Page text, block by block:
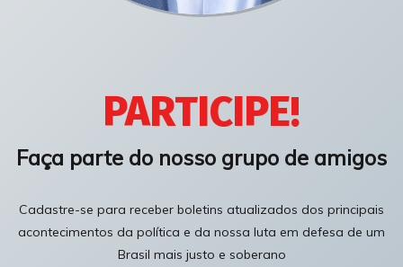
PARTICIPE!
Faça parte do nosso grupo de amigos
Cadastre-se para receber boletins atualizados dos principais
acontecimentos da política e da nossa luta em defesa de um
Brasil mais justo e soberano